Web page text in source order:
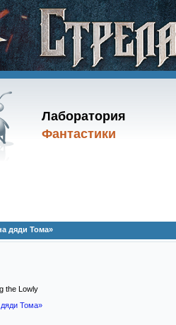
Лаборатория
Фантастики
дяди Тома»
the Lowly
Тома»